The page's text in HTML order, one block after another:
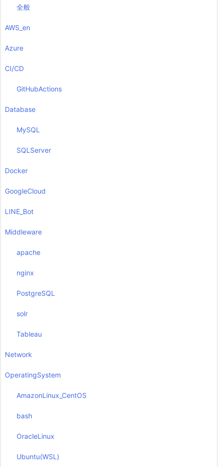
全般
AWS_en
Azure
CI/CD
GitHubActions
Database
MySQL
SQLServer
Docker
GoogleCloud
LINE_Bot
Middleware
apache
nginx
PostgreSQL
solr
Tableau
Network
OperatingSystem
AmazonLinux_CentOS
bash
OracleLinux
Ubuntu(WSL)